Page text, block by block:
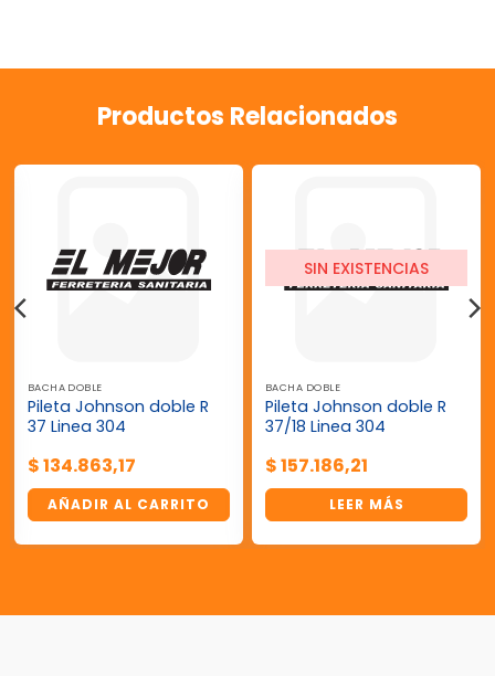
Productos Relacionados
BACHA DOBLE
Pileta Johnson doble R
37 Linea 304
$134.863,17
AÑADIR AL CARRITO
SIN EXISTENCIAS
BACHA DOBLE
Pileta Johnson doble R
37/18 Linea 304
$157.186,21
LEER MÁS